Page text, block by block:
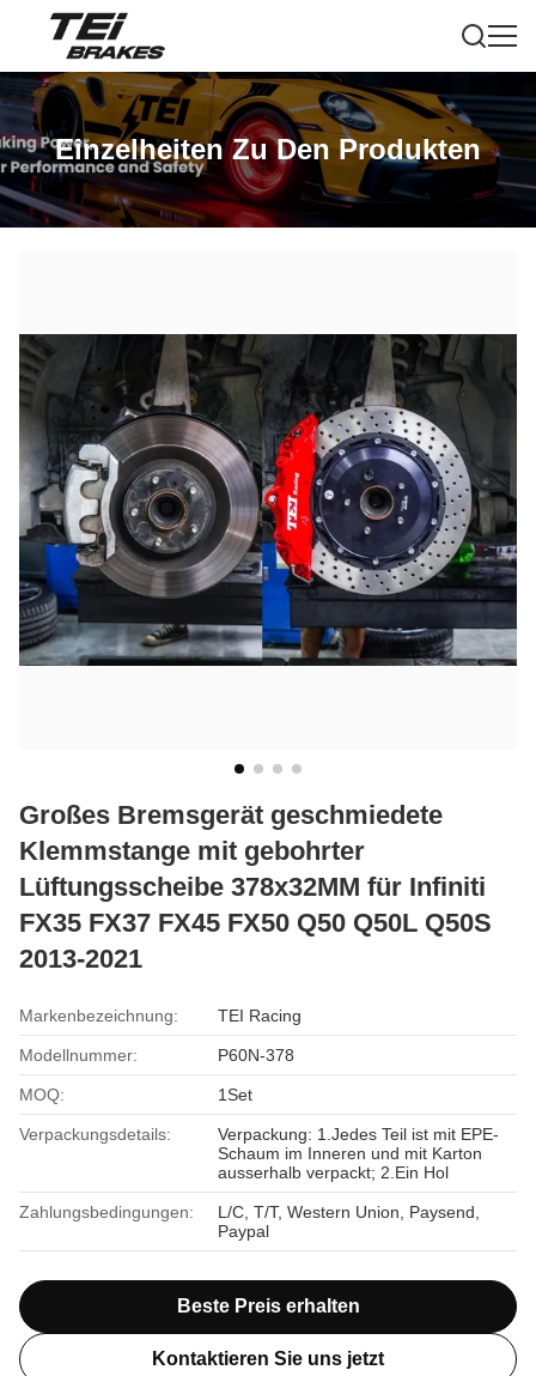
Einzelheiten Zu Den Produkten
Großes Bremsgerät geschmiedete
Klemmstange mit gebohrter
Lüftungsscheibe 378x32MM für Infiniti
FX35 FX37 FX45 FX50 Q50 Q50L Q50S
2013-2021
Markenbezeichnung: TEI Racing
Modellnummer: P60N-378
MOQ: 1Set
Verpackungsdetails:
Verpackung: 1.Jedes Teil ist mit EPE-
Schaum im Inneren und mit Karton
ausserhalb verpackt; 2.Ein Hol
Zahlungsbedingungen:
L/C, T/T, Western Union, Paysend,
Paypal
Beste Preis erhalten
Kontaktieren Sie uns jetzt